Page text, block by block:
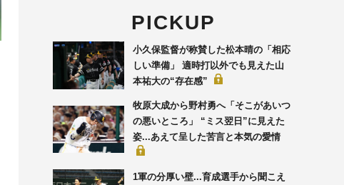
PICKUP
小久保監督が称賛した松本晴の「相応
しい準備」 適時打以外でも見えた山
本祐大の“存在感”
牧原大成から野村勇へ「そこがあいつ
の悪いところ」 “ミス翌日”に見えた
姿...あえて呈した苦言と本気の愛情
1軍の分厚い壁...育成選手から聞こえ